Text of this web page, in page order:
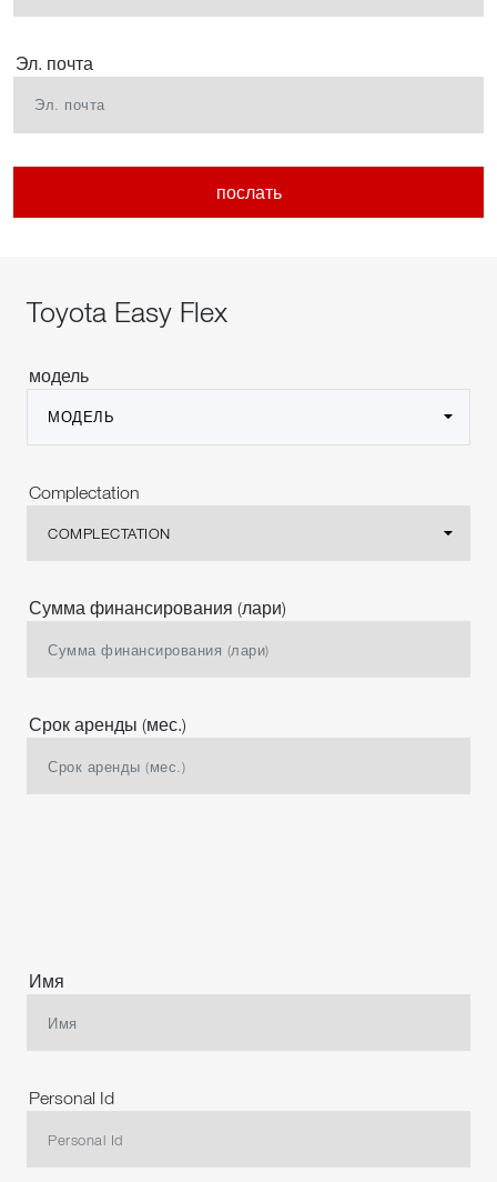
Эл. почта
послать
Toyota Easy Flex
модель
МОДЕЛЬ
Complectation
COMPLECTATION
Сумма финансирования (лари)
Срок аренды (мес.)
Имя
Personal Id